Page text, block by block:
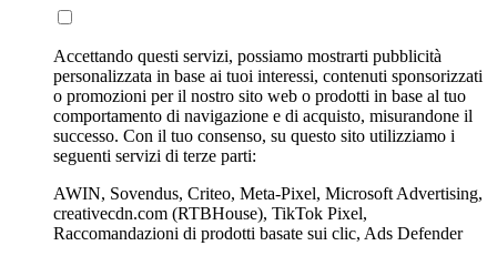
Accettando questi servizi, possiamo mostrarti pubblicità
personalizzata in base ai tuoi interessi, contenuti sponsorizzati
o promozioni per il nostro sito web o prodotti in base al tuo
comportamento di navigazione e di acquisto, misurandone il
successo. Con il tuo consenso, su questo sito utilizziamo i
seguenti servizi di terze parti:
AWIN, Sovendus, Criteo, Meta-Pixel, Microsoft Advertising,
creativecdn.com (RTBHouse), TikTok Pixel,
Raccomandazioni di prodotti basate sui clic, Ads Defender